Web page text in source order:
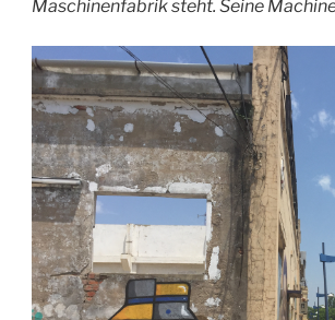
Maschinenfabrik steht. Seine